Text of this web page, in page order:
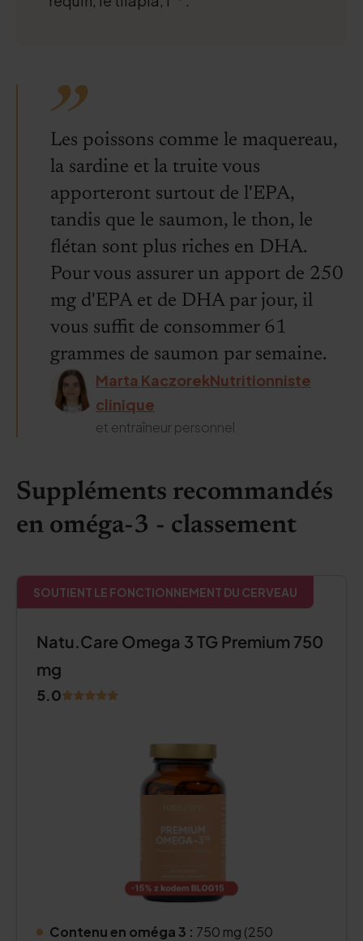
Les poissons comme le maquereau,
la sardine et la truite vous
apporteront surtout de l'EPA,
tandis que le saumon, le thon, le
flétan sont plus riches en DHA.
Pour vous assurer un apport de 250
mg d'EPA et de DHA par jour, il
vous suffit de consommer 61
grammes de saumon par semaine.
Marta KaczorekNutritionniste
clinique
et entraîneur personnel
Suppléments recommandés
en oméga-3 - classement
SOUTIENT LE FONCTIONNEMENT DU CERVEAU
Natu.Care Omega 3 TG Premium 750
mg
5.0
Contenu en oméga 3 : 750 mg (250